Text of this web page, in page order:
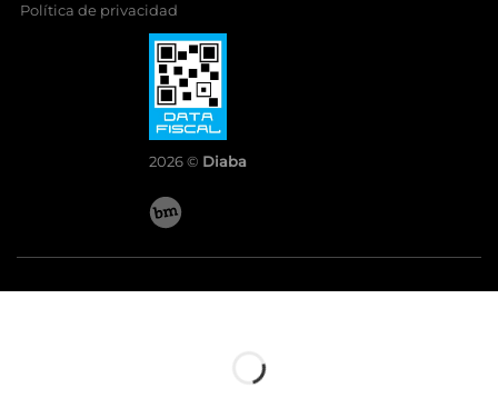
Política de privacidad
2026 © Diaba